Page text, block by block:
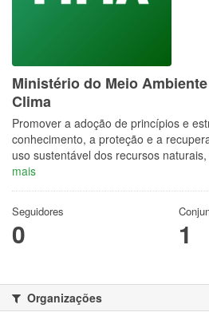
Ministério do Meio
Clima
Promover a adoção de princípios e
conhecimento, a proteção e a
uso sustentável dos recursos
mais
Seguidores
0 1
Organizações